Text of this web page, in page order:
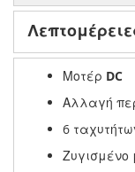
Μοτέρ DC
Αλλαγή
6
Ζυγισμένο